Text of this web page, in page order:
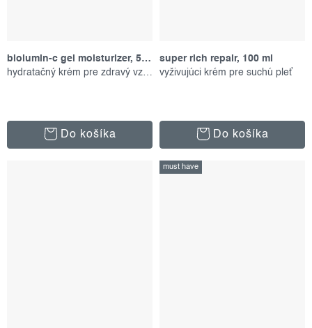
biolumin-c gel moisturizer, 50 ml
hydratačný krém pre zdravý vzhľad
Do košíka
super rich repair, 100 ml
vyživujúci krém pre suchú pleť
Do košíka
must have